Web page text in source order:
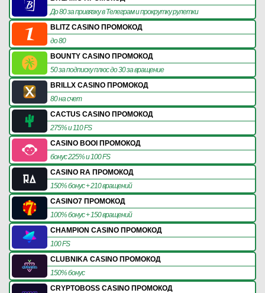
До 80 за привязку в Телеграм и прокрутку рулетки
BLITZ CASINO ПРОМОКОД
до 80
BOUNTY CASINO ПРОМОКОД
50 за подписку плюс до 30 за вращение
BRILLX CASINO ПРОМОКОД
80 на счет
CACTUS CASINO ПРОМОКОД
275% и 110 FS
CASINO BOOI ПРОМОКОД
бонус 225% и 100 FS
CASINO RA ПРОМОКОД
150% бонус + 210 вращений
CASINO7 ПРОМОКОД
100% бонус + 150 вращений
CHAMPION CASINO ПРОМОКОД
100 FS
CLUBNIKA CASINO ПРОМОКОД
150% бонус
CRYPTOBOSS CASINO ПРОМОКОД